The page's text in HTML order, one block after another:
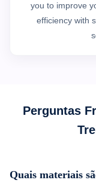
you to improve
efficiency with
Perguntas
Quais materiais